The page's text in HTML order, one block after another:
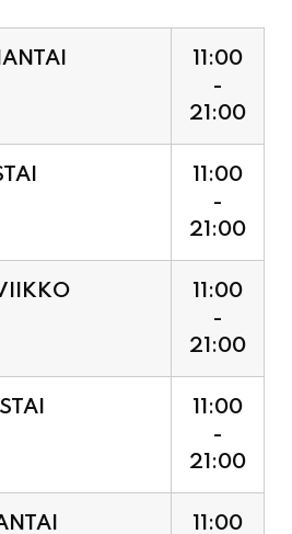
11:00
-
21:00
11:00
-
21:00
11:00
-
21:00
11:00
-
21:00
11:00